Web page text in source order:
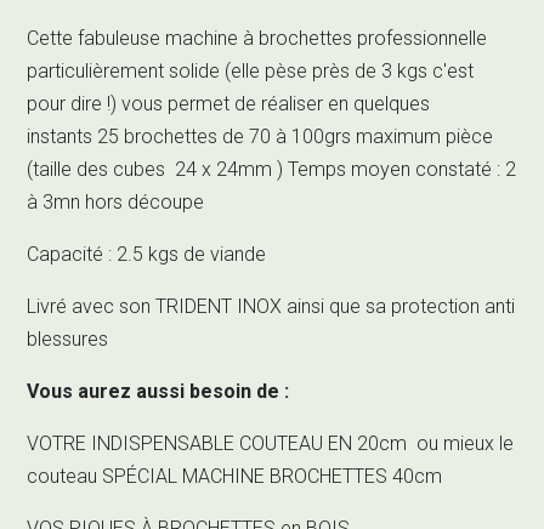
Cette fabuleuse machine à brochettes professionnelle
particulièrement solide (elle pèse près de 3 kgs c'est
pour dire !) vous permet de réaliser en quelques
instants 25 brochettes de 70 à 100grs maximum pièce
(taille des cubes 24 x 24mm ) Temps moyen constaté : 2
à 3mn hors découpe
Capacité : 2.5 kgs de viande
Livré avec son TRIDENT INOX ainsi que sa protection anti
blessures
Vous aurez aussi besoin de :
VOTRE INDISPENSABLE COUTEAU EN 20cm ou mieux le
couteau SPÉCIAL MACHINE BROCHETTES 40cm